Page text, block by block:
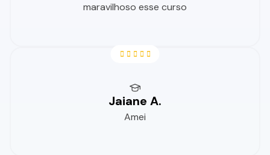
maravilhoso esse curso
Jaiane A.
Amei